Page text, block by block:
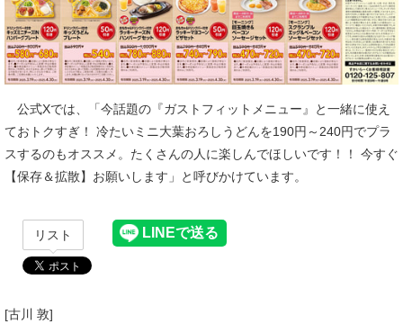
公式Xでは、「今話題の『ガストフィットメニュー』と一緒に使え
ておトクすぎ！ 冷たいミニ大葉おろしうどんを190円～240円でプラ
スするのもオススメ。たくさんの人に楽しんでほしいです！！ 今すぐ
【保存＆拡散】お願いします」と呼びかけています。
リスト
[古川 敦]